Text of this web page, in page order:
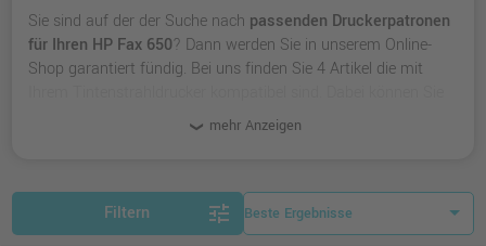
Sie sind auf der der Suche nach passenden Druckerpatronen
für Ihren HP Fax 650? Dann werden Sie in unserem Online-
Shop garantiert fündig. Bei uns finden Sie 4 Artikel die mit
originalen Druckerpatronen von HP
greifen.
mehr Anzeigen
Filtern tune